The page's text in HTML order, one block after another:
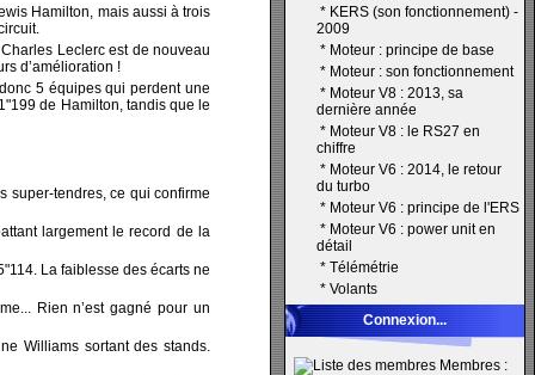
Hamilton, mais aussi à trois
Leclerc est de nouveau
d’amélioration !
5 équipes qui perdent une
de Hamilton, tandis que le
super-tendres, ce qui confirme
largement le record de la
La faiblesse des écarts ne
Rien n’est gagné pour un
Williams sortant des stands.
* KERS (son fonctionnement) -
2009
* Moteur : principe de base
* Moteur : son fonctionnement
* Moteur V8 : 2013, sa
dernière année
* Moteur V8 : le RS27 en
chiffre
* Moteur V6 : 2014, le retour
du turbo
* Moteur V6 : principe de l'ERS
* Moteur V6 : power unit en
détail
* Télémétrie
* Volants
Connexion...
Membres :